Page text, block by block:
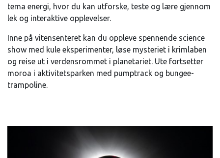
tema energi, hvor du kan utforske, teste og lære gjennom
lek og interaktive opplevelser.
Inne på vitensenteret kan du oppleve spennende science
show med kule eksperimenter, løse mysteriet i krimlaben
og reise ut i verdensrommet i planetariet. Ute fortsetter
moroa i aktivitetsparken med pumptrack og bungee-
trampoline.